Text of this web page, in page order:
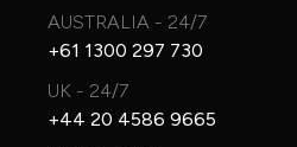
AUSTRALIA - 24/7
+61 1300 297 730
UK - 24/7
+44 20 4586 9665